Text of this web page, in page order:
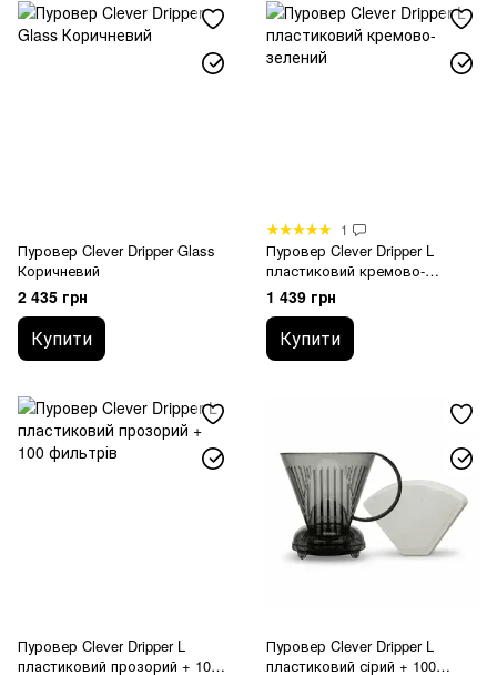
Пуровер Clever Dripper Glass
Коричневий
2 435 грн
Купити
1
Пуровер Clever Dripper L
пластиковий кремово-
зелений
1 439 грн
Купити
Пуровер Clever Dripper L
пластиковий прозорий + 100
Пуровер Clever Dripper L
пластиковий сірий + 100